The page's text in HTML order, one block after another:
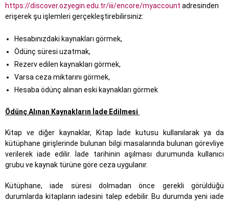
https://discover.ozyegin.edu.tr/iii/encore/myaccount adresinden
erişerek şu işlemleri gerçekleştirebilirsiniz:
Hesabınızdaki kaynakları görmek,
Ödünç süresi uzatmak,
Rezerv edilen kaynakları görmek,
Varsa ceza miktarını görmek,
Hesaba ödünç alınan eski kaynakları görmek
Ödünç Alınan Kaynakların İade Edilmesi
Kitap ve diğer kaynaklar, Kitap İade kutusu kullanılarak ya da
kütüphane girişlerinde bulunan bilgi masalarında bulunan görevliye
verilerek iade edilir. İade tarihinin aşılması durumunda kullanıcı
grubu ve kaynak türüne göre ceza uygulanır.
Kütüphane, iade süresi dolmadan önce gerekli görüldüğü
durumlarda kitapların iadesini talep edebilir. Bu durumda yeni iade